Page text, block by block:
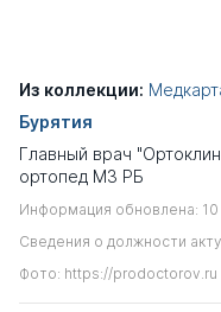
Из коллекции:
Бурятия
Главный врач
ортопед МЗ РБ
Информация обновлена: 10
Сведения о должности
Фото: https://prodoctorov.ru